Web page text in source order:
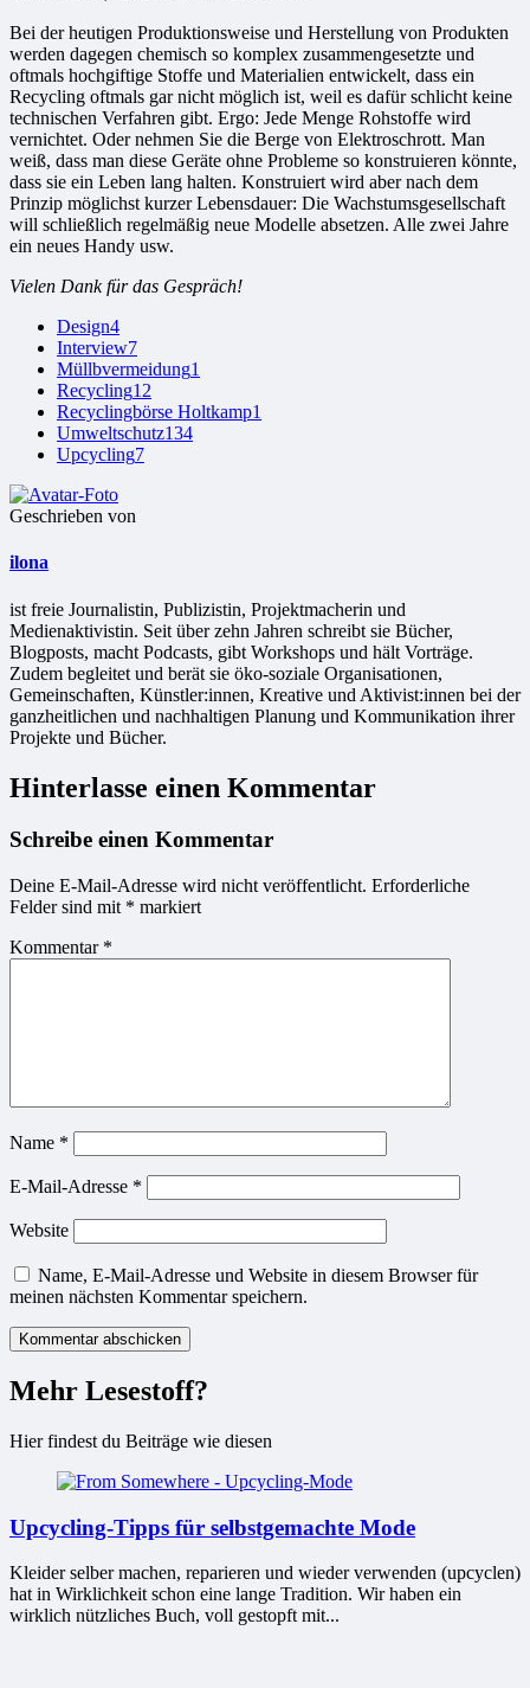
Bei der heutigen Produktionsweise und Herstellung von Produkten
werden dagegen chemisch so komplex zusammengesetzte und
oftmals hochgiftige Stoffe und Materialien entwickelt, dass ein
Recycling oftmals gar nicht möglich ist, weil es dafür schlicht keine
technischen Verfahren gibt. Ergo: Jede Menge Rohstoffe wird
vernichtet. Oder nehmen Sie die Berge von Elektroschrott. Man
weiß, dass man diese Geräte ohne Probleme so konstruieren könnte,
dass sie ein Leben lang halten. Konstruiert wird aber nach dem
Prinzip möglichst kurzer Lebensdauer: Die Wachstumsgesellschaft
will schließlich regelmäßig neue Modelle absetzen. Alle zwei Jahre
ein neues Handy usw.
Vielen Dank für das Gespräch!
Design4
Interview7
Müllbvermeidung1
Recycling12
Recyclingbörse Holtkamp1
Umweltschutz134
Upcycling7
Geschrieben von
ilona
ist freie Jour­na­lis­tin, Publizistin, Projekt­ma­che­rin und
Medienaktivistin. Seit über zehn Jahren schreibt sie Bücher,
Blogposts, macht Podcasts, gibt Workshops und hält Vorträge.
Zudem begleitet und berät sie öko-soziale Organisationen,
Gemeinschaften, Künstler:innen, Kreative und Aktivist:innen bei der
ganzheitlichen und nachhaltigen Planung und Kommunikation ihrer
Projekte und Bücher.
Hinterlasse einen Kommentar
Schreibe einen Kommentar
Deine E-Mail-Adresse wird nicht veröffentlicht. Erforderliche
Felder sind mit * markiert
Kommentar *
Name *
E-Mail-Adresse *
Website
Name, E-Mail-Adresse und Website in diesem Browser für
meinen nächsten Kommentar speichern.
Mehr Lesestoff?
Hier findest du Beiträge wie diesen
Upcycling-Tipps für selbstgemachte Mode
Kleider selber machen, reparieren und wieder verwenden (upcyclen)
hat in Wirklichkeit schon eine lange Tradition. Wir haben ein
wirklich nützliches Buch, voll gestopft mit...